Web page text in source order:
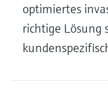
optimiertes
richtige Lösung